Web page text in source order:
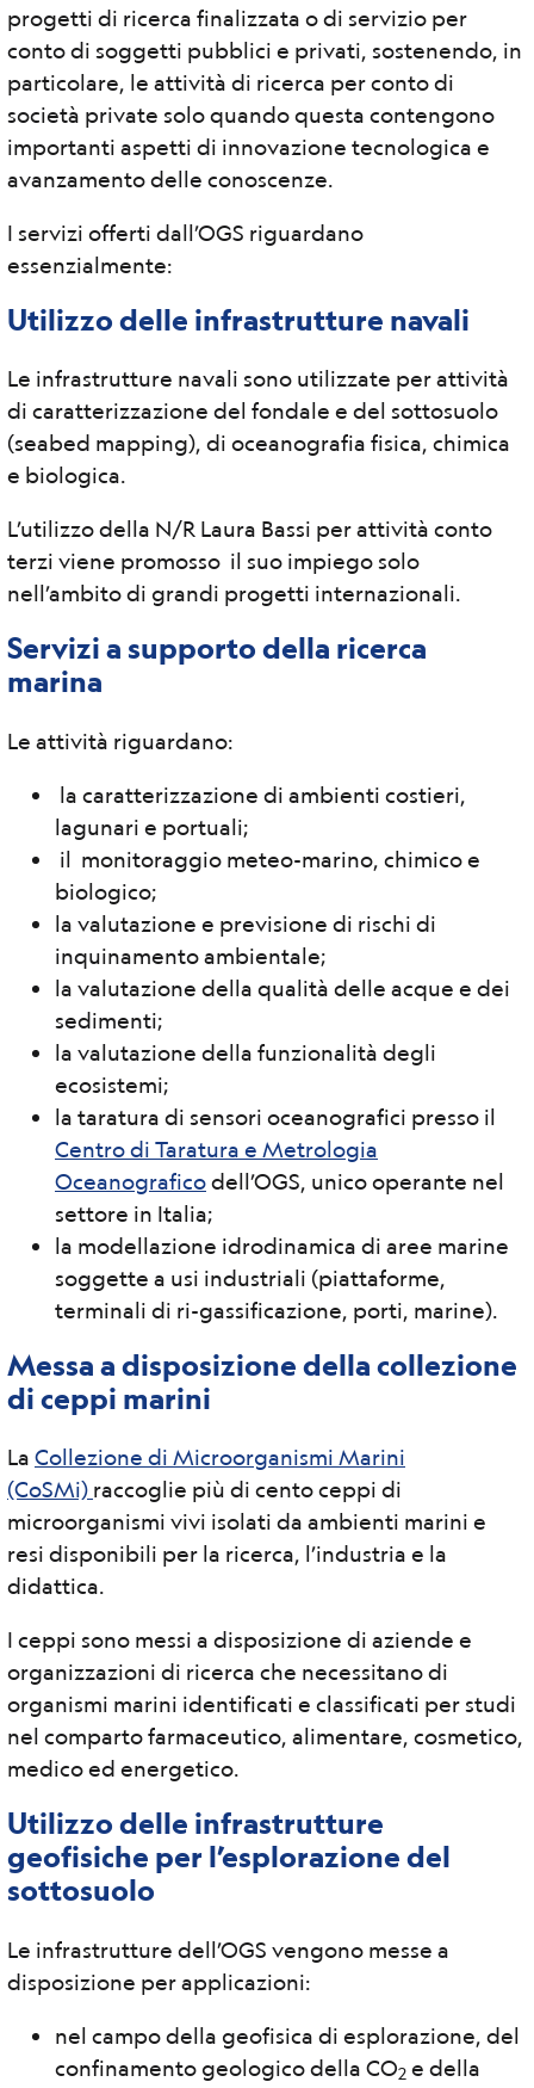
progetti di ricerca finalizzata o di servizio per
conto di soggetti pubblici e privati, sostenendo, in
particolare, le attività di ricerca per conto di
società private solo quando questa contengono
importanti aspetti di innovazione tecnologica e
avanzamento delle conoscenze.
I servizi offerti dall’OGS riguardano
essenzialmente:
Utilizzo delle infrastrutture navali
Le infrastrutture navali sono utilizzate per attività
di caratterizzazione del fondale e del sottosuolo
(seabed mapping), di oceanografia fisica, chimica
e biologica.
L’utilizzo della N/R Laura Bassi per attività conto
terzi viene promosso il suo impiego solo
nell’ambito di grandi progetti internazionali.
Servizi a supporto della ricerca
marina
Le attività riguardano:
la caratterizzazione di ambienti costieri,
lagunari e portuali;
il monitoraggio meteo-marino, chimico e
biologico;
la valutazione e previsione di rischi di
inquinamento ambientale;
la valutazione della qualità delle acque e dei
sedimenti;
la valutazione della funzionalità degli
ecosistemi;
la taratura di sensori oceanografici presso il
Centro di Taratura e Metrologia
Oceanograficodell’OGS, unico operante nel
settore in Italia;
la modellazione idrodinamica di aree marine
soggette a usi industriali (piattaforme,
terminali di ri-gassificazione, porti, marine).
Messa a disposizione della collezione
di ceppi marini
La Collezione di Microorganismi Marini
(CoSMi) raccoglie più di cento ceppi di
microorganismi vivi isolati da ambienti marini e
resi disponibili per la ricerca, l’industria e la
didattica.
I ceppi sono messi a disposizione di aziende e
organizzazioni di ricerca che necessitano di
organismi marini identificati e classificati per studi
nel comparto farmaceutico, alimentare, cosmetico,
medico ed energetico.
Utilizzo delle infrastrutture
geofisiche per l’esplorazione del
sottosuolo
Le infrastrutture dell’OGS vengono messe a
disposizione per applicazioni:
nel campo della geofisica di esplorazione, del
confinamento geologico della CO2 e della